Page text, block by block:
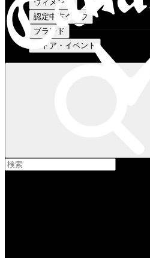
ウィメンズ
認定中古クラブ
ブランド
ストア・イベント